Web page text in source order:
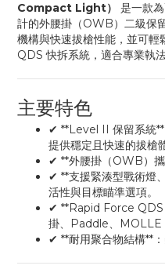
Compact Light）
是一款
計的外腰掛（OWB）二級保
機構與快速拔槍性能，並可
QDS 快拆系統，適合專業執
主要特色
✔ **Level II 保留系統**
提供穩定且快速的拔槍
✔ **外腰掛（OWB）攜
✔ **支援緊湊型戰術燈
活性與目標瞄準選項。
✔ **Rapid Force QDS
掛、Paddle、MOLLE
✔ **耐用聚合物結構**：